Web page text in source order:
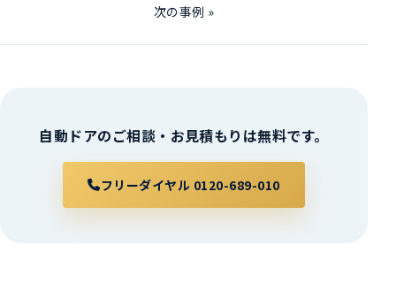
次の事例 »
自動ドアのご相談・お見積もりは無料です。
フリーダイヤル 0120-689-010